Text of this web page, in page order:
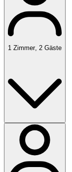
1 Zimmer, 2 Gäste